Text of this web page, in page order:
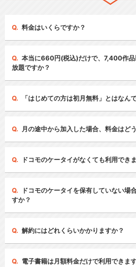
料金はいくらですか？
本当に660円(税込)だけで、7,400作品
放題ですか？
「はじめての方は初月無料」とはなん
月の途中から加入した場合、料金はど
ドコモのケータイがなくても利用でき
ドコモのケータイを保有していない場
すか？
解約にはどれくらいかかりますか？
電子書籍は月額料金だけで利用できま